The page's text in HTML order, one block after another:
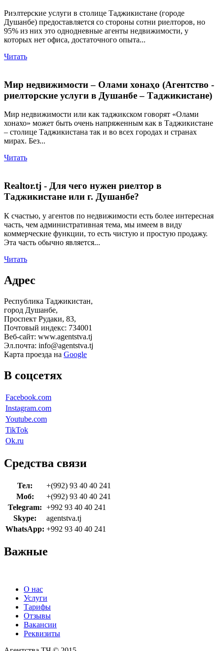
Риэлтерские услуги в столице Таджикистане (городе
Душанбе) предоставляется со стороны сотни риелторов, но
95% из них это однодневные агенты недвижимости, у
которых нет офиса, достаточного опыта...
Читать
Мир недвижимости – Олами хонаҳо (Агентство -
риелторские услуги в Душанбе – Таджикистане)
Мир недвижимости или как таджикском говорят «Олами
хонахо» может быть очень напряженным как в Таджикистане
– столице Таджикистана так и во всех городах и странах
мирах. Без...
Читать
Realtor.tj - Для чего нужен риелтор в
Таджикистане или г. Душанбе?
К счастью, у агентов по недвижимости есть более интересная
часть, чем административная тема, мы имеем в виду
коммерческие функции, то есть чистую и простую продажу.
Эта часть обычно является...
Читать
Адрес
Республика Таджикистан,
город Душанбе,
Проспект Рудаки, 83,
Почтовый индекс: 734001
Веб-сайт: www.agentstva.tj
Эл.почта: info@agentstva.tj
Карта проезда на Google
В соцсетях
Facebook.com
Instagram.com
Youtube.com
TikTok
Ok.ru
Средства связи
Тел:
+(992) 93 40 40 241
Моб:
+(992) 93 40 40 241
Telegram: +992 93 40 40 241
Skype:
agentstva.tj
WhatsApp: +992 93 40 40 241
Важные
О нас
Услуги
Тарифы
Отзывы
Вакансии
Реквизиты